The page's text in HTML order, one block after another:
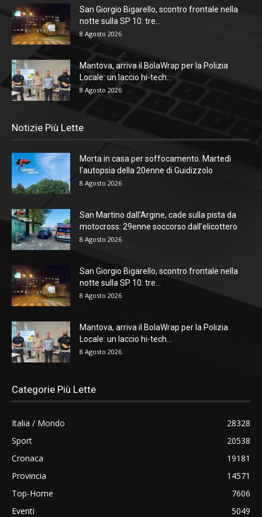
San Giorgio Bigarello, scontro frontale nella
notte sulla SP 10: tre...
8 Agosto 2026
Mantova, arriva il BolaWrap per la Polizia
Locale: un laccio hi-tech...
8 Agosto 2026
Notizie Più Lette
Morta in casa per soffocamento. Martedì
l’autopsia della 20enne di Guidizzolo
8 Agosto 2026
San Martino dall’Argine, cade sulla pista da
motocross: 29enne soccorso dall’elicottero
8 Agosto 2026
San Giorgio Bigarello, scontro frontale nella
notte sulla SP 10: tre...
8 Agosto 2026
Mantova, arriva il BolaWrap per la Polizia
Locale: un laccio hi-tech...
8 Agosto 2026
Categorie Più Lette
Italia / Mondo
28328
Sport
20538
Cronaca
19181
Provincia
14571
Top-Home
7606
Eventi
5049